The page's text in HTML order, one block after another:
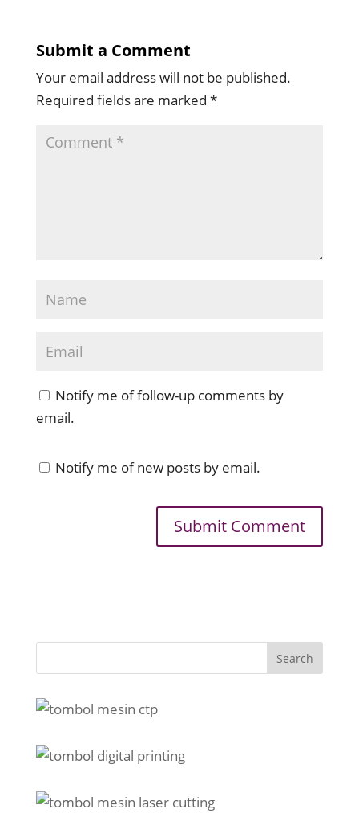
Submit a Comment
Your email address will not be published.
Required fields are marked *
Notify me of follow-up comments by
email.
Notify me of new posts by email.